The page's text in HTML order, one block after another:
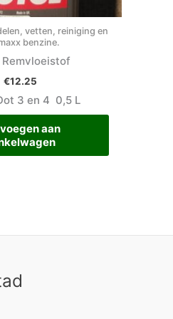
vetten, reiniging en
benzine.
€12.25
3 en 4 0,5 L
aan